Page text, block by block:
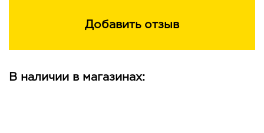
Добавить отзыв
В наличии в магазинах: